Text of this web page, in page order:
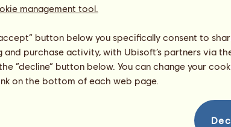
management tool.
button below you specifically consent to
purchase activity, with Ubisoft’s partners via
“decline” button below. You can change your
on the bottom of each web page.